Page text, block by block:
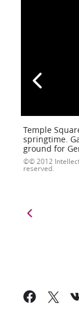
Temple
springtime.
ground for
© 2012
reserved.